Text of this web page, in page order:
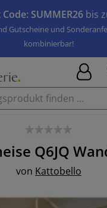
SUMMER26 bis
Gutscheine und
kombinierbar!
Q6JQ
von Kattobello